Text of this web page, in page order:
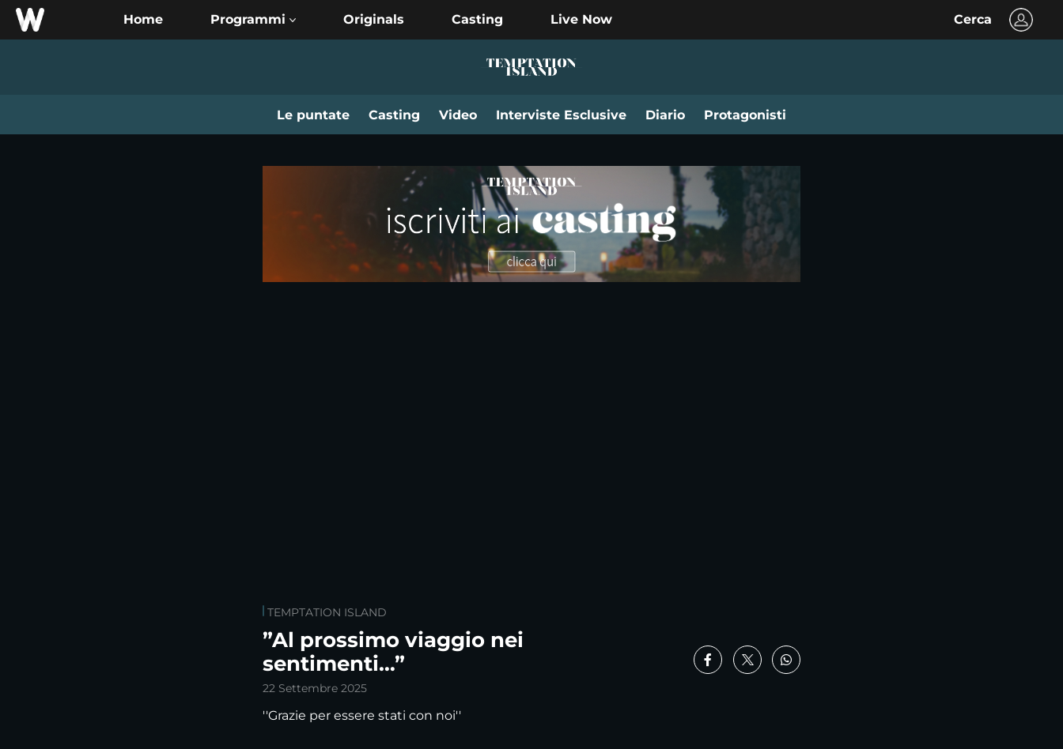
Home Originals Casting Live Now Cerca
Le puntate Casting Video Interviste Esclusive Diario Protagonisti
TEMPTATION ISLAND
”Al prossimo viaggio nei
sentimenti…”
22 Settembre 2025
''Grazie per essere stati con noi''